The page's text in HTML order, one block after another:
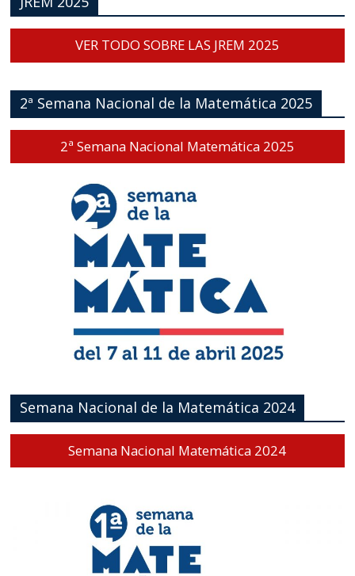
VER TODO SOBRE LAS JREM 2025
2ª Semana Nacional de la Matemática 2025
2ª Semana Nacional Matemática 2025
Semana Nacional de la Matemática 2024
Semana Nacional Matemática 2024